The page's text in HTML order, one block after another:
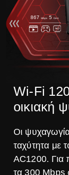
867Mbps 5GHz
Wi-Fi
οικιακή
Οι
ταχύτητα με
AC1200. Για
τα 300 Mbps